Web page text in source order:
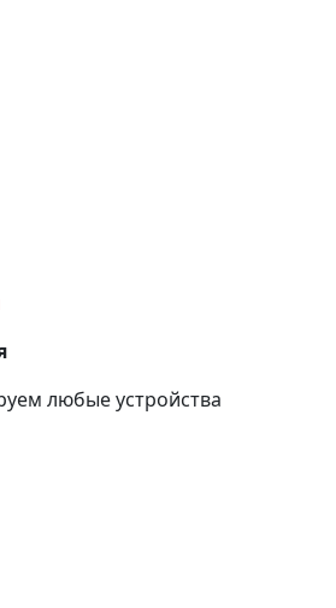
любые устройства